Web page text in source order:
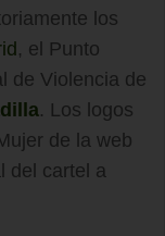
los
, el Punto
de Violencia de
. Los logos
de la web
del cartel a